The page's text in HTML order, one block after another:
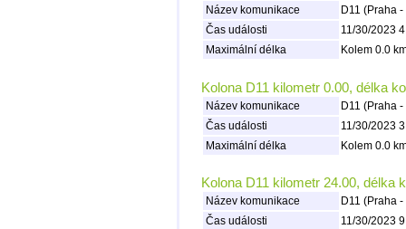
Název komunikace
D11 (Praha
Čas události
11/30/2023
Maximální délka
Kolem 0.0
Kolona D11 kilometr 0.00, délka
Název komunikace
D11 (Praha
Čas události
11/30/2023
Maximální délka
Kolem 0.0
Kolona D11 kilometr 24.00, délka
Název komunikace
D11 (Praha
Čas události
11/30/2023